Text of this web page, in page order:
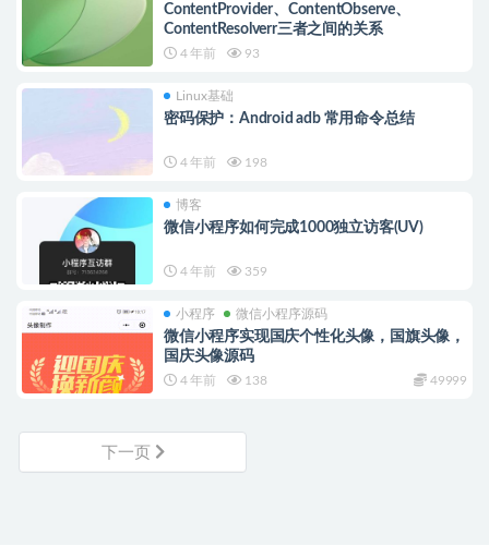
ContentProvider、ContentObserve、
ContentResolverr三者之间的关系
4 年前 93
Linux基础
密码保护：Android adb 常用命令总结
4 年前 198
博客
微信小程序如何完成1000独立访客(UV)
4 年前 359
小程序 微信小程序源码
微信小程序实现国庆个性化头像，国旗头像，
国庆头像源码
4 年前 138 49999
下一页